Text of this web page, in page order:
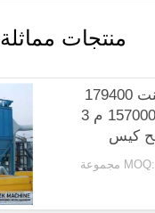
منتجات مماثلة
مصنع الأسمنت 179400
م 3 / ساعة 157000 م 3
كيس